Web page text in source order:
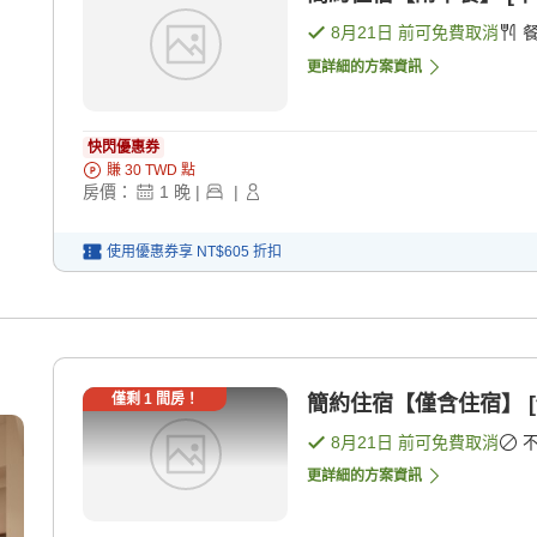
8月21日 前可免費取消
更詳細的方案資訊
快閃優惠券
賺 30 TWD 點
房價： 1 晚 | |
使用優惠券享 NT$605 折扣
僅剩 1 間房！ 簡約住宿【僅含住宿】
8月21日 前可免費取消
更詳細的方案資訊